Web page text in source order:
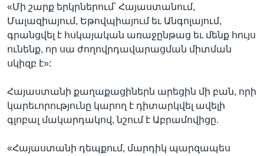
«Մի շարք երկրներում՝ Հայաստանում,
Մալազիայում, Եթովպիայում եւ Անգոլայում,
գրանցվել է հսկայական առաջընթաց եւ մենք հույս
ունենք, որ սա ժողովրդավարացման միտման
սկիզբ է»:
Հայաստանի քաղաքացիներն արեցին մի բան, որի
կարեւորությունը կարող է դիտարկվել ավելի
գլոբալ մակարդակով, նշում է Աբրամովիցը.
«Հայաստանի դեպքում, մարդիկ պարզապես